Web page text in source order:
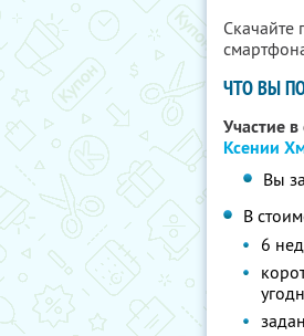
ЧТО ВЫ
Участие
Ксении
Вы
В
6